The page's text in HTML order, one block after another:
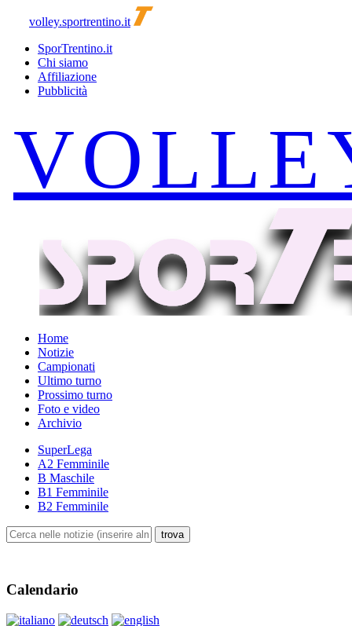
volley.sportrentino.it
SporTrentino.it
Chi siamo
Affiliazione
Pubblicità
Home
Notizie
Campionati
Ultimo turno
Prossimo turno
Foto e video
Archivio
SuperLega
A2 Femminile
B Maschile
B1 Femminile
B2 Femminile
Calendario